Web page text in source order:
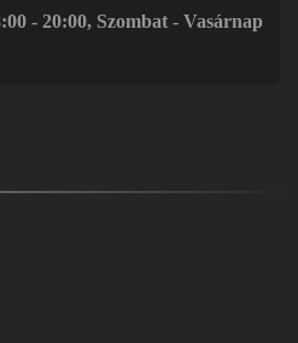
- 20:00, Szombat - Vasárnap